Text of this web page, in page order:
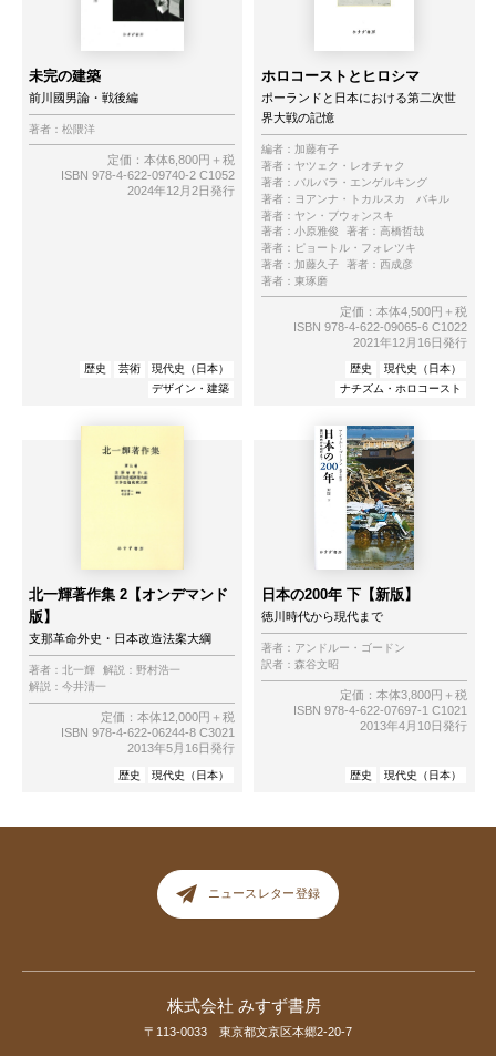
未完の建築
前川國男論・戦後編
著者： 松隈洋
定価：本体6,800円＋税
ISBN 978-4-622-09740-2 C1052
2024年12月2日発行
歴史 芸術
現代史（日本）
デザイン・建築
ホロコーストとヒロシマ
ポーランドと日本における第二次世
界大戦の記憶
編者： 加藤有子
著者： ヤツェク・レオチャク
著者： バルバラ・エンゲルキング
著者： ヨアンナ・トカルスカ゠バキル
著者： ヤン・ブウォンスキ
著者： 小原雅俊 著者： 高橋哲哉
著者： ピョートル・フォレツキ
著者： 加藤久子 著者： 西成彦
著者： 東琢磨
定価：本体4,500円＋税
ISBN 978-4-622-09065-6 C1022
2021年12月16日発行
歴史
現代史（日本）
ナチズム・ホロコースト
北一輝著作集 2【オンデマンド
版】
支那革命外史・日本改造法案大綱
著者： 北一輝 解説： 野村浩一
解説： 今井清一
定価：本体12,000円＋税
ISBN 978-4-622-06244-8 C3021
2013年5月16日発行
歴史 現代史（日本）
日本の200年 下【新版】
徳川時代から現代まで
著者： アンドルー・ゴードン
訳者： 森谷文昭
定価：本体3,800円＋税
ISBN 978-4-622-07697-1 C1021
2013年4月10日発行
歴史 現代史（日本）
ニュースレター登録
株式会社 みすず書房
〒113-0033 東京都文京区本郷2-20-7